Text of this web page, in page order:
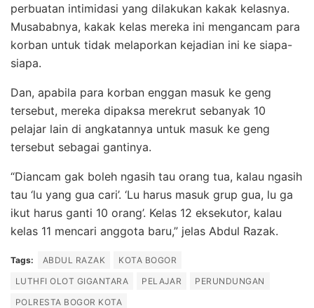
perbuatan intimidasi yang dilakukan kakak kelasnya.
Musababnya, kakak kelas mereka ini mengancam para
korban untuk tidak melaporkan kejadian ini ke siapa-
siapa.
Dan, apabila para korban enggan masuk ke geng
tersebut, mereka dipaksa merekrut sebanyak 10
pelajar lain di angkatannya untuk masuk ke geng
tersebut sebagai gantinya.
“Diancam gak boleh ngasih tau orang tua, kalau ngasih
tau ‘lu yang gua cari’. ‘Lu harus masuk grup gua, lu ga
ikut harus ganti 10 orang’. Kelas 12 eksekutor, kalau
kelas 11 mencari anggota baru,” jelas Abdul Razak.
Tags: ABDUL RAZAK
KOTA BOGOR
LUTHFI OLOT GIGANTARA
PELAJAR
PERUNDUNGAN
POLRESTA BOGOR KOTA